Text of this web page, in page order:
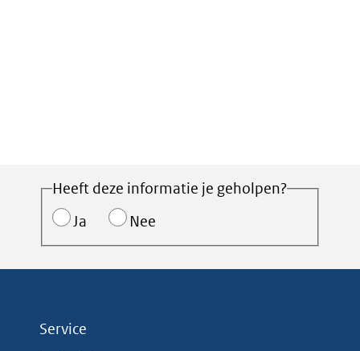
Heeft deze informatie je geholpen?
Ja
Nee
Service